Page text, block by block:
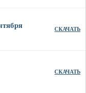
СКАЧАТЬ
СКАЧАТЬ